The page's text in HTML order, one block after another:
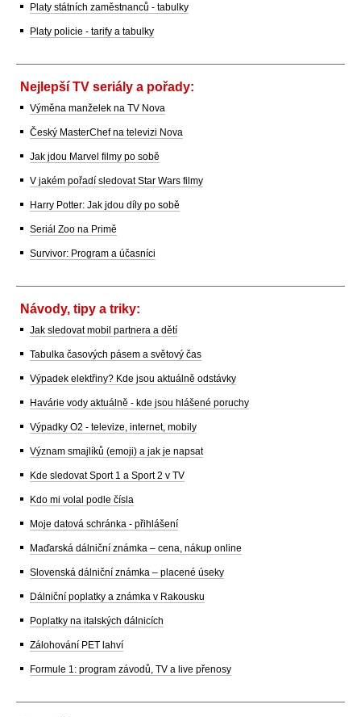
Platy státních zaměstnanců - tabulky
Platy policie - tarify a tabulky
Nejlepší TV seriály a pořady:
Výměna manželek na TV Nova
Český MasterChef na televizi Nova
Jak jdou Marvel filmy po sobě
V jakém pořadí sledovat Star Wars filmy
Harry Potter: Jak jdou díly po sobě
Seriál Zoo na Primě
Survivor: Program a účasníci
Návody, tipy a triky:
Jak sledovat mobil partnera a dětí
Tabulka časových pásem a světový čas
Výpadek elektřiny? Kde jsou aktuálně odstávky
Havárie vody aktuálně - kde jsou hlášené poruchy
Výpadky O2 - televize, internet, mobily
Význam smajlíků (emoji) a jak je napsat
Kde sledovat Sport 1 a Sport 2 v TV
Kdo mi volal podle čísla
Moje datová schránka - přihlášení
Maďarská dálniční známka – cena, nákup online
Slovenská dálniční známka – placené úseky
Dálniční poplatky a známka v Rakousku
Poplatky na italských dálnicích
Zálohování PET lahví
Formule 1: program závodů, TV a live přenosy